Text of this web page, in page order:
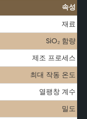
속성
재료
SiO₂ 함량
제조 프로세스
최대 작동 온도
열팽창 계수
밀도